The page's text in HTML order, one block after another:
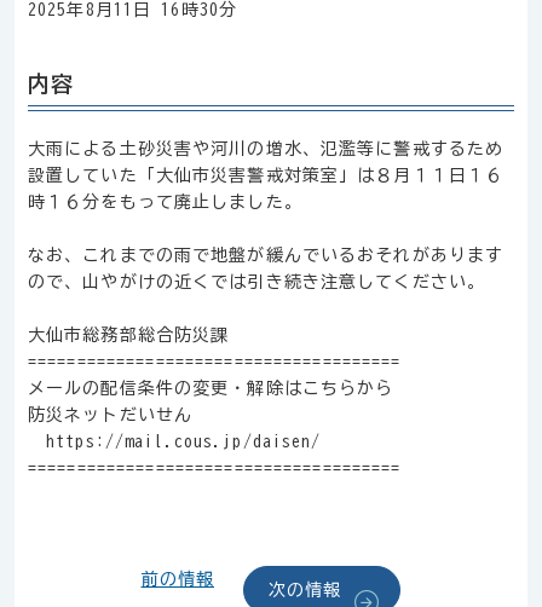
2025年8月11日 16時30分
内容
大雨による土砂災害や河川の増水、氾濫等に警戒するため
設置していた「大仙市災害警戒対策室」は８月１１日１６
時１６分をもって廃止しました。
なお、これまでの雨で地盤が緩んでいるおそれがあります
ので、山やがけの近くでは引き続き注意してください。
大仙市総務部総合防災課
======================================
メールの配信条件の変更・解除はこちらから
防災ネットだいせん
https://mail.cous.jp/daisen/
======================================
前の情報
次の情報